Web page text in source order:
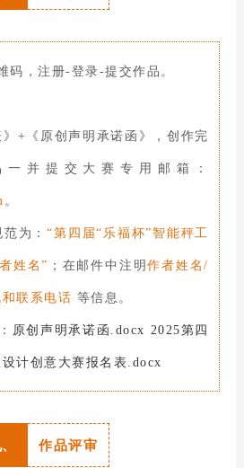
码，注册-登录-提交作品。
+《原创声明承诺函》，创作完
并提交大赛专用邮箱：
。
范为：“第四届“乐福杯”智能秤工
姓名” ；在邮件中注明作者姓名/
联系电话 等信息。
原创声明承诺函.docx 2025第四
计创意大赛报名表.docx
作品评审